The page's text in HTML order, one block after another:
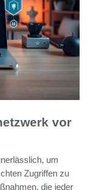
vor
um
Zugriffen zu
die jeder